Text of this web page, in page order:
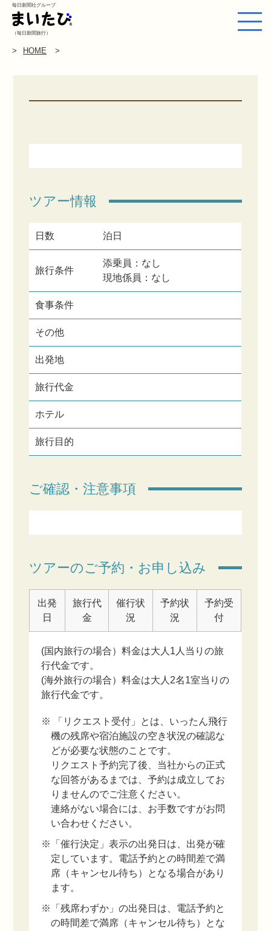
毎日新聞社グループ
（毎日新聞旅行）
HOME
ツアー情報
日数 泊日
旅行条件
添乗員：なし
現地係員：なし
食事条件
その他
出発地
旅行代金
ホテル
旅行目的
ご確認・注意事項
ツアーのご予約・お申し込み
出発
日
旅行代
金
催行状
況
予約状
況
予約受
付
(国内旅行の場合）料金は大人1人当りの旅
行代金です。
(海外旅行の場合）料金は大人2名1室当りの
旅行代金です。
※ 「リクエスト受付」とは、いったん飛行
機の残席や宿泊施設の空き状況の確認な
どが必要な状態のことです。
リクエスト予約完了後、当社からの正式
な回答があるまでは、予約は成立してお
りませんのでご注意ください。
連絡がない場合には、お手数ですがお問
い合わせください。
※「催行決定」表示の出発日は、出発が確
定しています。電話予約との時間差で満
席（キャンセル待ち）となる場合があり
ます。
※「残席わずか」の出発日は、電話予約と
の時間差で満席（キャンセル待ち）とな